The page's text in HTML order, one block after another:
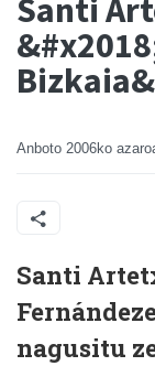
Santi
Anboto 2006ko
Santi
nagusitu